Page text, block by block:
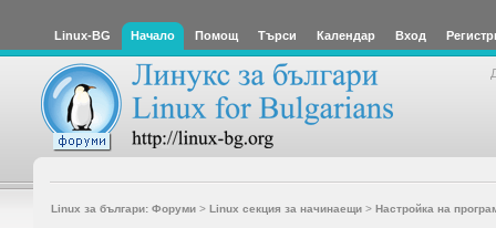
Linux-BG Начало Помощ Търси Календар Вход
Linux за българи: Форуми> Linux секция за начинаещи> Настройка на